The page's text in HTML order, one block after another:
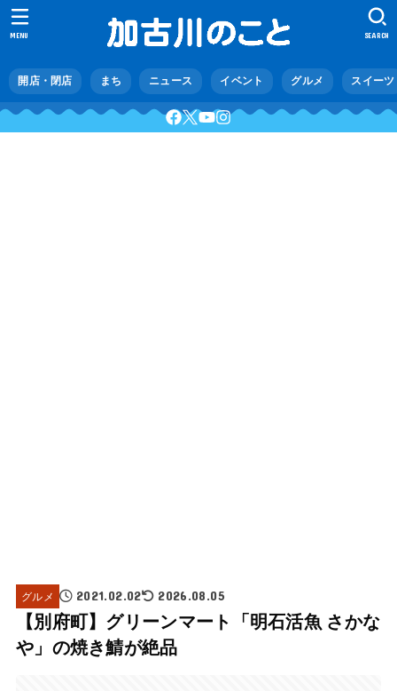
開店・閉店 まち ニュース イベント グルメ スイーツ
SEARCH
MENU
グルメ 2021.02.02 2026.08.05
【別府町】グリーンマート「明石活魚 さかな
や」の焼き鯖が絶品